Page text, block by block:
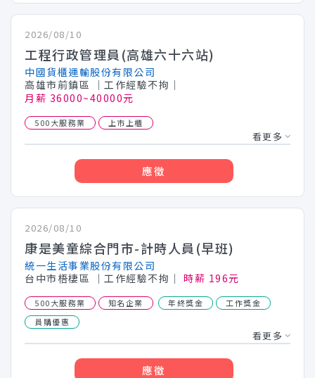
2026/08/10
工程行政管理員(高雄六十六站)
中國貨櫃運輸股份有限公司
高雄市前鎮區
│工作經驗不拘│
月薪 36000~40000元
500大服務業 上市上櫃
看更多
應徵
2026/08/10
康是美童綜合門市-計時人員(早班)
統一生活事業股份有限公司
台中市梧棲區
│工作經驗不拘│ 時薪 196元
500大服務業 知名企業 年終獎金
工作獎金
員購優惠
看更多
應徵